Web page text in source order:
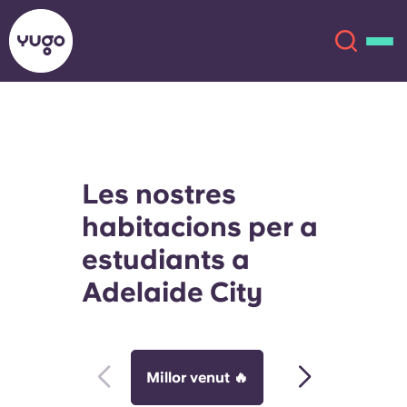
Ubicacions
Compte Llengua
English (US)
Chinese Español
Català Deutsch
Portuguese
Les nostres
habitacions per a
estudiants a
Adelaide City
Millor venut 🔥 Estudi